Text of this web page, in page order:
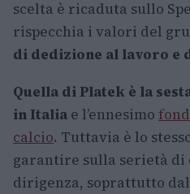
scelta è ricaduta sullo
rispecchia i valori del
di dedizione al lavoro e
Quella di Platek è la
in Italia e l’ennesimo
calcio. Tuttavia è lo
garantire sulla serietà di
dirigenza, soprattutto